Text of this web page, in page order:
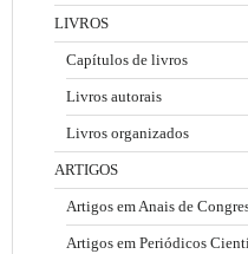
LIVROS
Capítulos de livros
Livros autorais
Livros organizados
ARTIGOS
Artigos em Anais de
Artigos em Periódicos